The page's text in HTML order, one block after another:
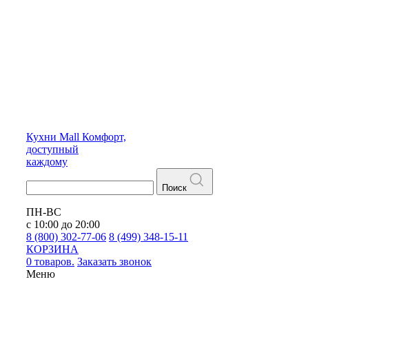
Кухни Mall Комфорт,
доступный
каждому
Поиск
ПН-ВС
с 10:00 до 20:00
8 (800) 302-77-06 8 (499) 348-15-11
КОРЗИНА
0 товаров. Заказать звонок
Меню